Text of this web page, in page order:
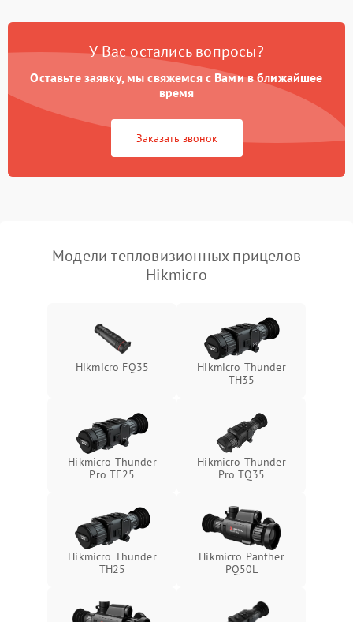
Неисправность системы
Поломка системы GPS 2000 ₽ Подробнее →
Повреждение системы
защиты от перегрузок
1500 ₽
автоматического
1500 ₽ Подробнее →
Неисправность системы
перенапряжения
1500 ₽ Подробнее →
Неисправность системы
защиты от перегрева
1500 ₽ Подробнее →
Поломка системы защиты
от перенапряжения
Подробнее →
Поломка системы защиты
1500 ₽ Подробнее →
У Вас остались вопросы?
Оставьте заявку, мы свяжемся с Вами в ближайшее
время
Заказать звонок
Модели тепловизионных прицелов
Hikmicro
Hikmicro FQ35
Hikmicro Thunder
TH35
Hikmicro Thunder
Pro TE25
Hikmicro Thunder
Pro TQ35
Hikmicro Thunder
TH25
Hikmicro Panther
PQ50L